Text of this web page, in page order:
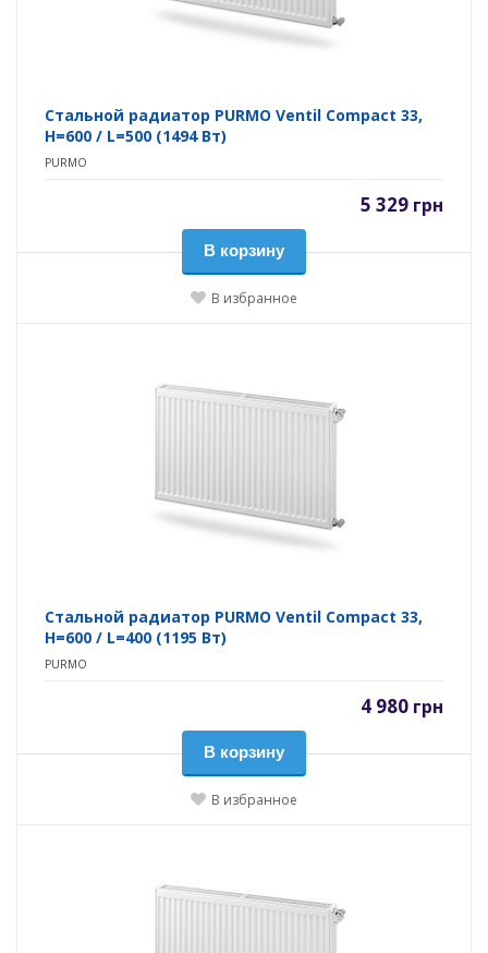
Стальной радиатор PURMO Ventil Compact 33,
H=600 / L=500 (1494 Вт)
PURMO
5 329 грн
В корзину
В избранное
Стальной радиатор PURMO Ventil Compact 33,
H=600 / L=400 (1195 Вт)
PURMO
4 980 грн
В корзину
В избранное